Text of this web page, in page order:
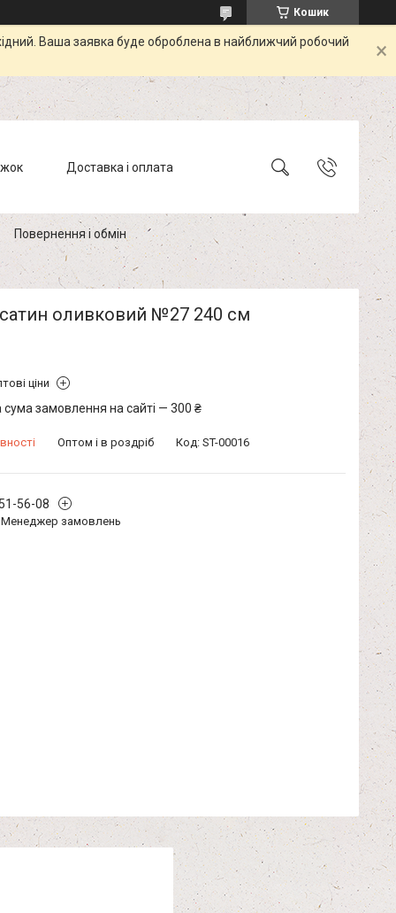
Кошик
Ваша заявка буде оброблена в найближчий робочий
Доставка і оплата
Повернення і обмін
оливковий №27 240 см
ціни
сума замовлення на сайті — 300 ₴
Оптом і в роздріб Код: ST-00016
56-08
Менеджер замовлень